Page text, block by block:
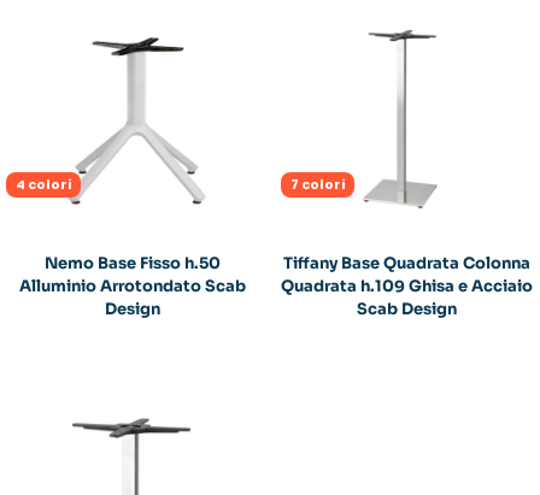
4 colori
Nemo Base Fisso h.50
Alluminio Arrotondato Scab
Design
7 colori
Tiffany Base Quadrata Colonna
Quadrata h.109 Ghisa e Acciaio
Scab Design